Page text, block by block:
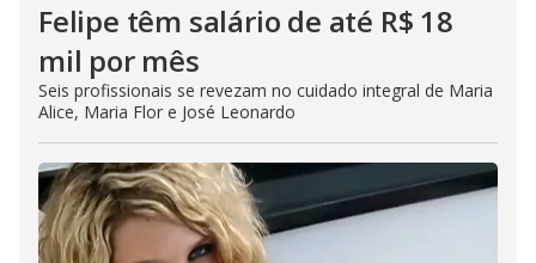
Felipe têm salário de até R$ 18
mil por mês
Seis profissionais se revezam no cuidado integral de Maria
Alice, Maria Flor e José Leonardo